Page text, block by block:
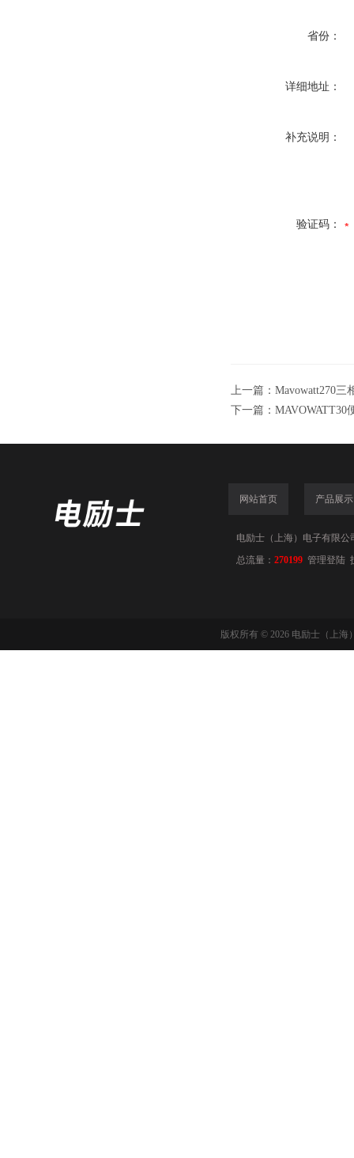
省份：
详细地址：
补充说明：
验证码：
上一篇： Mavowatt270三
下一篇： MAVOWATT30
网站首页 产品展示
电励士（上海）电子有限公
总流量： 270199 管理登陆
版权所有 © 2026 电励士（上